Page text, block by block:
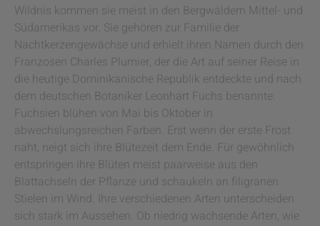
Wildnis kommen sie meist in den Bergwäldern Mittel- und
Südamerikas vor. Sie gehören zur Familie der
Nachtkerzengewächse und erhielt ihren Namen durch den
Franzosen Charles Plumier, der die Art auf seiner Reise in
die heutige Dominikanische Republik entdeckte und nach
dem deutschen Botaniker Leonhart Fuchs benannte.
Fuchsien blühen von Mai bis Oktober in
abwechslungsreichen Farben. Erst wenn der erste Frost
naht, neigt sich ihre Blütezeit dem Ende. Für gewöhnlich
entspringen ihre Blüten meist paarweise aus den
Blattachseln der Pflanze und schaukeln an filigranen
Stielen im Wind. Ihre verschiedenen Arten unterscheiden
sich stark im Aussehen. Ob niedrig wachsende Arten, wie